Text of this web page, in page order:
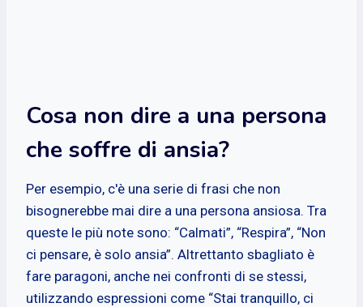
Cosa non dire a una persona
che soffre di ansia?
Per esempio, c'è una serie di frasi che non
bisognerebbe mai dire a una persona ansiosa. Tra
queste le più note sono: “Calmati”, “Respira”, “Non
ci pensare, è solo ansia”. Altrettanto sbagliato è
fare paragoni, anche nei confronti di se stessi,
utilizzando espressioni come “Stai tranquillo, ci